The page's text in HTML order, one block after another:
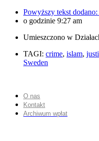
Powyższy tekst dodano:
o godzinie 9:27 am
Umieszczono w
TAGI: crime, islam,
Sweden
O nas
Kontakt
Archiwum wpłat